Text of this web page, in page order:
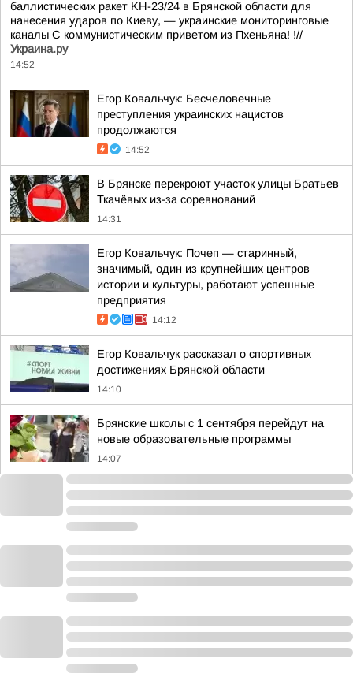
баллистических ракет KН-23/24 в Брянской области для
нанесения ударов по Киеву, — украинские мониторинговые
каналы С коммунистическим приветом из Пхеньяна! !//
Украина.ру
14:52
Егор Ковальчук: Бесчеловечные
преступления украинских нацистов
продолжаются
14:52
В Брянске перекроют участок улицы Братьев
Ткачёвых из-за соревнований
14:31
Егор Ковальчук: Почеп — старинный,
значимый, один из крупнейших центров
истории и культуры, работают успешные
предприятия
14:12
Егор Ковальчук рассказал о спортивных
достижениях Брянской области
14:10
Брянские школы с 1 сентября перейдут на
новые образовательные программы
14:07